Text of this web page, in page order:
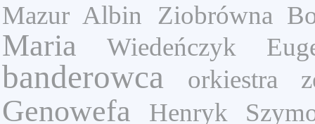
Mazur Albin
Ziobrówna
Maria Wiedeńczyk
banderowca orkiestra
Genowefa Henryk